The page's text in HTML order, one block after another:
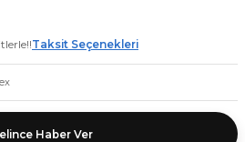
Taksit Seçenekleri
Haber Ver